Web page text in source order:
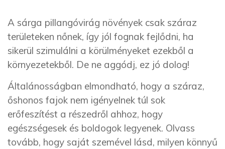
A sárga pillangóvirág növények csak száraz
területeken nőnek, így jól fognak fejlődni, ha
sikerül szimulálni a körülményeket ezekből a
környezetekből. De ne aggódj, ez jó dolog!
Általánosságban elmondható, hogy a száraz,
őshonos fajok nem igényelnek túl sok
erőfeszítést a részedről ahhoz, hogy
egészségesek és boldogok legyenek. Olvass
tovább, hogy saját szemével lásd, milyen könnyű